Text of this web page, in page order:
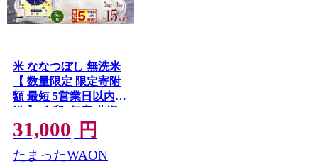
米 ななつぼし 無洗米
【 数量限定 限定寄附
額 最短 5営業日以内発
送 】 令和7年産 北海
道 月形町産
15kg(5kg×3袋) 白米 お
米 こめ コメ おこめ 最
31,000 円
たまったWAON